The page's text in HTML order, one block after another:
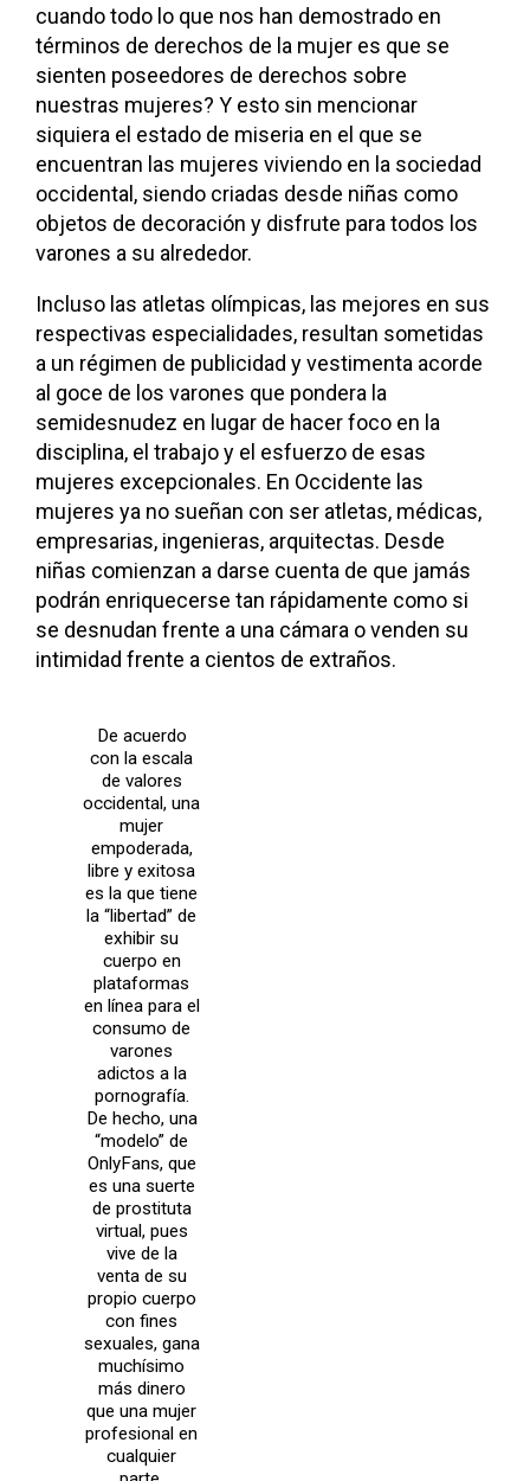
cuando todo lo que nos han demostrado en
términos de derechos de la mujer es que se
sienten poseedores de derechos sobre
nuestras mujeres? Y esto sin mencionar
siquiera el estado de miseria en el que se
encuentran las mujeres viviendo en la sociedad
occidental, siendo criadas desde niñas como
objetos de decoración y disfrute para todos los
varones a su alrededor.
Incluso las atletas olímpicas, las mejores en sus
respectivas especialidades, resultan sometidas
a un régimen de publicidad y vestimenta acorde
al goce de los varones que pondera la
semidesnudez en lugar de hacer foco en la
disciplina, el trabajo y el esfuerzo de esas
mujeres excepcionales. En Occidente las
mujeres ya no sueñan con ser atletas, médicas,
empresarias, ingenieras, arquitectas. Desde
niñas comienzan a darse cuenta de que jamás
podrán enriquecerse tan rápidamente como si
se desnudan frente a una cámara o venden su
intimidad frente a cientos de extraños.
De acuerdo
con la escala
de valores
occidental, una
mujer
empoderada,
libre y exitosa
es la que tiene
la “libertad” de
exhibir su
cuerpo en
plataformas
en línea para el
consumo de
varones
adictos a la
pornografía.
De hecho, una
“modelo” de
OnlyFans, que
es una suerte
de prostituta
virtual, pues
vive de la
venta de su
propio cuerpo
con fines
sexuales, gana
muchísimo
más dinero
que una mujer
profesional en
cualquier